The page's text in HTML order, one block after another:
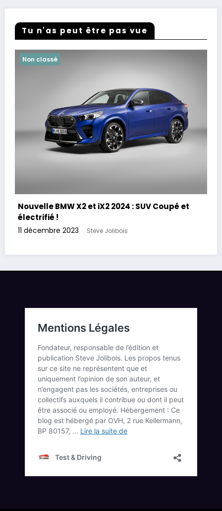
Tu n'as peut être pas vue
Non classé
Nouvelle BMW X2 et iX2 2024 : SUV Coupé et
électrifié !
11 décembre 2023 Steve Jolibois